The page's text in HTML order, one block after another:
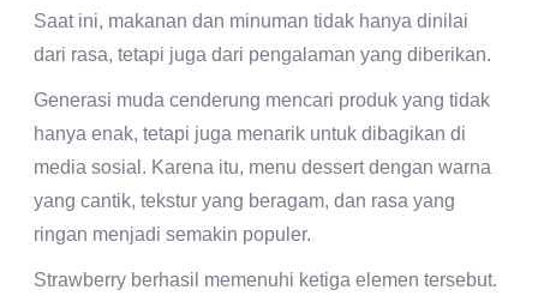
Saat ini, makanan dan minuman tidak hanya dinilai
dari rasa, tetapi juga dari pengalaman yang diberikan.
Generasi muda cenderung mencari produk yang tidak
hanya enak, tetapi juga menarik untuk dibagikan di
media sosial. Karena itu, menu dessert dengan warna
yang cantik, tekstur yang beragam, dan rasa yang
ringan menjadi semakin populer.
Strawberry berhasil memenuhi ketiga elemen tersebut.